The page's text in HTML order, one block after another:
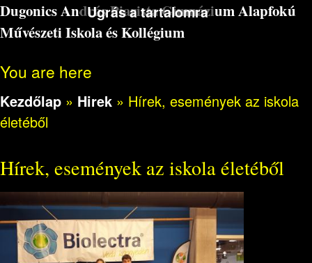
Ugrás a tartalomra
Dugonics András Piarista Gimnázium Alapfokú
Művészeti Iskola és Kollégium
You are here
Kezdőlap » Hirek » Hírek, események az iskola
életéből
Hírek, események az iskola életéből